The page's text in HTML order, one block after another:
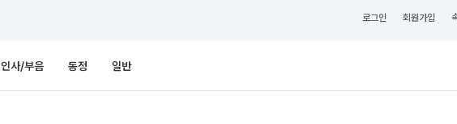
로그인 회원가입
인사/부음 동정 일반